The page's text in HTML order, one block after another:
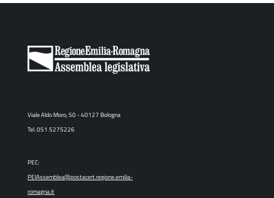
Viale Aldo Moro, 50 - 40127 Bologna
Tel. 051 5275226
PEC:
PEIAssemblea@postacert.regione.emilia-
romagna.it